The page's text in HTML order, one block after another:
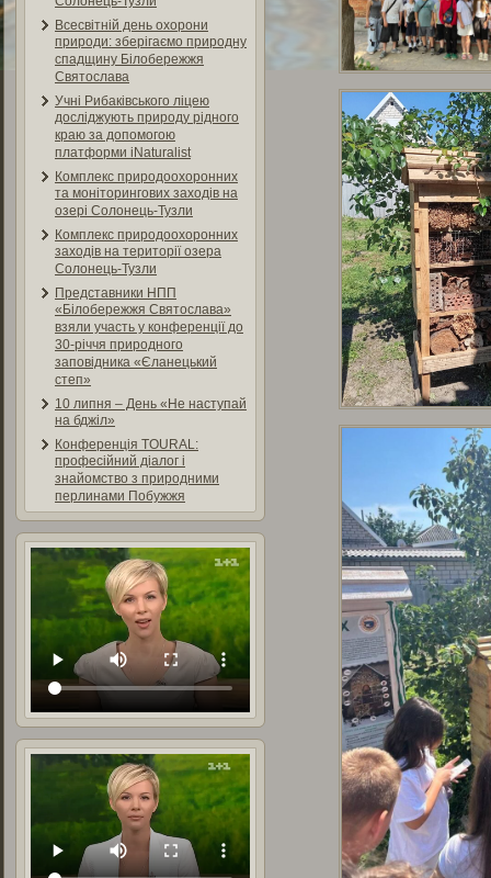
Всесвітній день охорони
природи: зберігаємо природну
спадщину Білобережжя
Святослава
Учні Рибаківського ліцею
досліджують природу рідного
краю за допомогою
платформи iNaturalist
Комплекс природоохоронних
та моніторингових заходів на
озері Солонець-Тузли
Комплекс природоохоронних
заходів на території озера
Солонець-Тузли
Представники НПП
«Білобережжя Святослава»
взяли участь у конференції до
30-річчя природного
заповідника «Єланецький
степ»
10 липня – День «Не наступай
на бджіл»
Конференція TOURAL:
професійний діалог і
знайомство з природними
перлинами Побужжя